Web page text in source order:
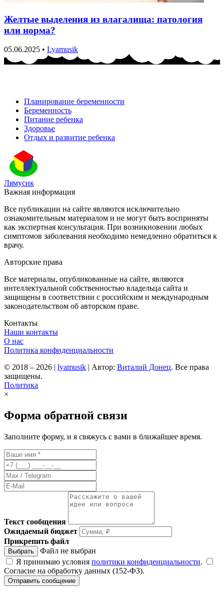
Желтые выделения из влагалища: патология
или норма?
05.06.2025 • Lyamusik
Планирование беременности
Беременность
Питание ребенка
Здоровье
Отдых и развитие ребенка
Лямусик
Важная информация
Все публикации на сайте являются исключительно
ознакомительным материалом и не могут быть восприняты
как экспертная консультация. При возникновении любых
симптомов заболевания необходимо немедленно обратиться к
врачу.
Авторские права
Все материалы, опубликованные на сайте, являются
интеллектуальной собственностью владельца сайта и
защищены в соответствии с российским и международным
законодательством об авторском праве.
Контакты
Наши контакты
О нас
Политика конфиденциальности
© 2018 – 2026 | lyamusik | Автор: Виталий Донец. Все права
защищены.
Политика
×
Форма обратной связи
Заполните форму, и я свяжусь с вами в ближайшее время.
Текст сообщения
Ожидаемый бюджет
Прикрепить файл
Выбрать
Файл не выбран
Я принимаю условия политики конфиденциальности.
Согласие на обработку данных (152-ФЗ).
Отправить сообщение